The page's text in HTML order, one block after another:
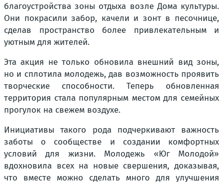
благоустройства зоны отдыха возле Дома культуры.
Они покрасили забор, качели и зонт в песочнице,
сделав пространство более привлекательным и
уютным для жителей.
Эта акция не только обновила внешний вид зоны,
но и сплотила молодежь, дав возможность проявить
творческие способности. Теперь обновленная
территория стала популярным местом для семейных
прогулок на свежем воздухе.
Инициативы такого рода подчеркивают важность
заботы о сообществе и создании комфортных
условий для жизни. Молодежь «Юг Молодой»
вдохновила всех на новые свершения, доказывая,
что вместе можно сделать много для улучшения